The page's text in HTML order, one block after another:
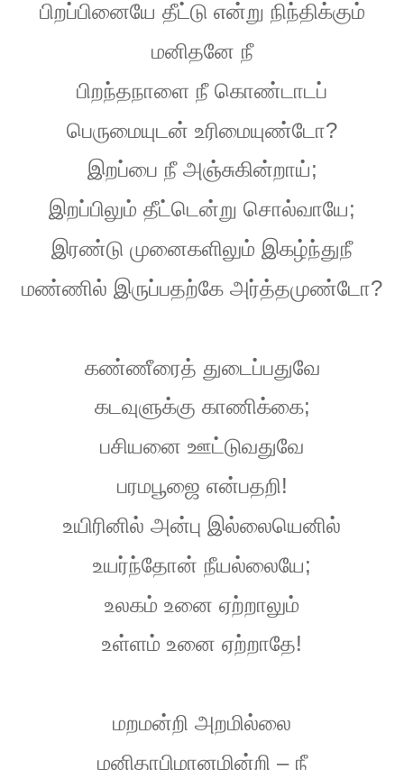
பிறப்பினையே தீட்டு என்று நிந்திக்கும்
மனிதனே நீ
பிறந்தநாளை நீ கொண்டாடப்
பெருமையுடன் உரிமையுண்டோ?
இறப்பை நீ அஞ்சுகின்றாய்;
இறப்பிலும் தீட்டென்று சொல்வாயே;
இரண்டு முனைகளிலும் இகழ்ந்துநீ
மண்ணில் இருப்பதற்கே அர்த்தமுண்டோ?
கண்ணீரைத் துடைப்பதுவே
கடவுளுக்கு காணிக்கை;
பசியனை ஊட்டுவதுவே
பரமபூஜை என்பதறி!
உயிரினில் அன்பு இல்லையெனில்
உயர்ந்தோன் நீயல்லையே;
உலகம் உனை ஏற்றாலும்
உள்ளம் உனை ஏற்றாதே!
மறமன்றி அறமில்லை
மனிதாபிமானமின்றி – நீ